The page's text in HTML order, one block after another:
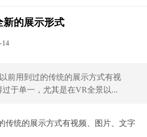
新的展示形式
14
前用到过的传统的展示方式有视
于单一，尤其是在VR全景以...
传统的展示方式有视频、图片、文字